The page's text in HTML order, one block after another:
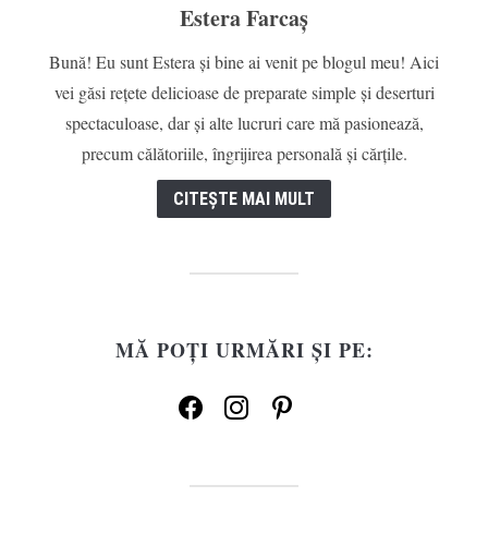
Estera Farcaș
Bună! Eu sunt Estera și bine ai venit pe blogul meu! Aici
vei găsi rețete delicioase de preparate simple și deserturi
spectaculoase, dar și alte lucruri care mă pasionează,
precum călătoriile, îngrijirea personală și cărțile.
CITEȘTE MAI MULT
MĂ POȚI URMĂRI ȘI PE:
facebookinstagrampinterest